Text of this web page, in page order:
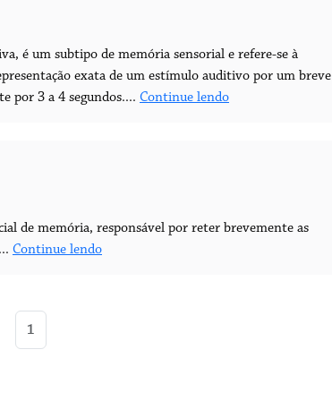
é um subtipo de memória sensorial e refere-se à
exata de um estímulo auditivo por um breve
por 3 a 4 segundos.... Continue lendo
de memória, responsável por reter brevemente as
Continue lendo
1